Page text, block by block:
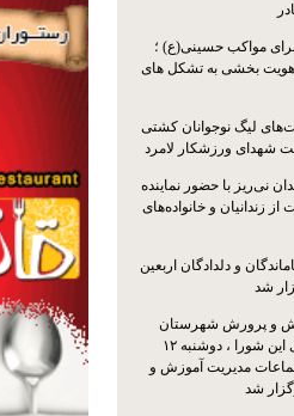
مواکب حسینی(ع) ؛
بخشی به تشکل های
لیگ نوجوانان کشتی
شهدای ورزشکار لامرد
نی‌ریز با حضور نماینده
زندانیان و خانواده‌های
و دلدادگان اربعین
شد
و پرورش شهرستان
نی‌ریز با حضور اعضای این شورا ، دوشنبه ۱۲
مدیریت آموزش و
شد